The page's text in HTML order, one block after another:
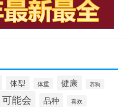
体型 体重 健康 养狗
可能会 品种 喜欢